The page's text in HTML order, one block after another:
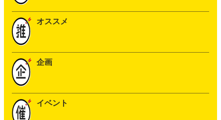
オススメ
企画
イベント